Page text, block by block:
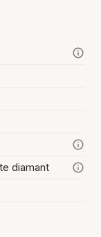
diamant